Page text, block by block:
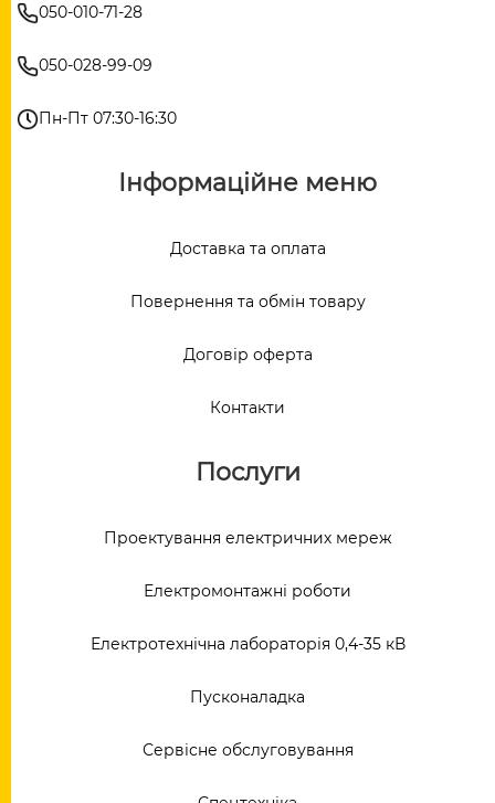
050-010-71-28
050-028-99-09
Пн-Пт 07:30-16:30
Інформаційне меню
Доставка та оплата
Повернення та обмін товару
Договір оферта
Контакти
Послуги
Проектування електричних мереж
Електромонтажні роботи
Електротехнічна лабораторія 0,4-35 кВ
Пусконаладка
Сервісне обслуговування